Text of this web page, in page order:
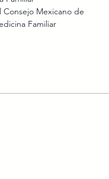
Mexicano de
Familiar